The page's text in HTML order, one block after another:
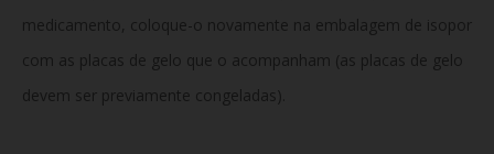
medicamento, coloque-o novamente na embalagem de isopor
com as placas de gelo que o acompanham (as placas de gelo
devem ser previamente congeladas).